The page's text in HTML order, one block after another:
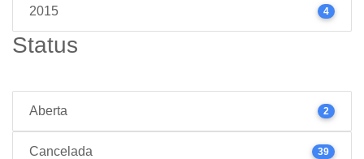
2015 4
Status
Aberta 2
Cancelada 39